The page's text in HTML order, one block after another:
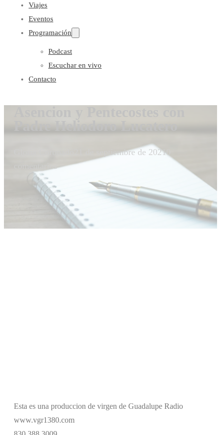
Viajes
Eventos
Programación
Podcast
Escuchar en vivo
Contacto
Padre Heliodoro Lucatero
21 de septiembre de 20210
comentarios
Esta es una produccion de virgen de Guadalupe Radio
www.vgr1380.com